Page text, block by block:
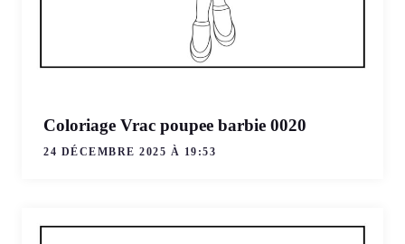
Coloriage Vrac poupee barbie 0020
24 DÉCEMBRE 2025 À 19:53